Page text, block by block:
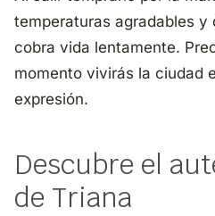
temperaturas agradables y
cobra vida lentamente.
momento vivirás la ciudad
expresión.
Descubre el
de Triana